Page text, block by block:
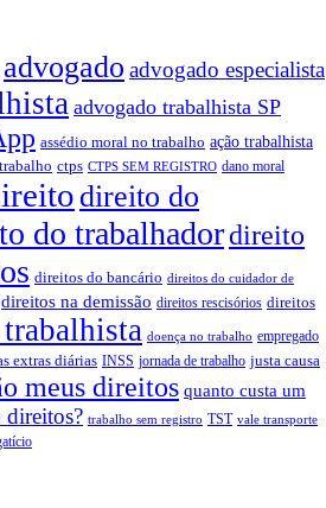
advogado advogado especialista
advogado trabalhista SP
assédio moral no trabalho ação trabalhista
ctps CTPS SEM REGISTRO dano moral
direito do
do trabalhadordireito
direitos do bancário direitos do cuidador de
direitos na demissão direitos rescisórios direitos
doença no trabalho empregado
extras diárias INSS jornada de trabalho justa causa
meus direitos quanto custa um
direitos? trabalho sem registro TST vale transporte